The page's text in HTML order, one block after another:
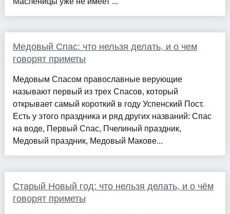
Медовый Спас: что нельзя делать, и о чем
говорят приметы
Медовым Спасом православные верующие
называют первый из трех Спасов, который
открывает самый короткий в году Успенский Пост.
Есть у этого праздника и ряд других названий: Спас
на воде, Первый Спас, Пчелиный праздник,
Медовый праздник, Медовый Макове...
Старый Новый год: что нельзя делать, и о чём
говорят приметы